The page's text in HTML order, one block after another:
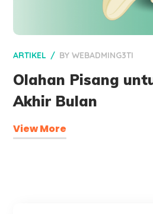
ARTIKEL BYWEBADMING3TI
Olahan Pisang
Akhir Bulan
View More